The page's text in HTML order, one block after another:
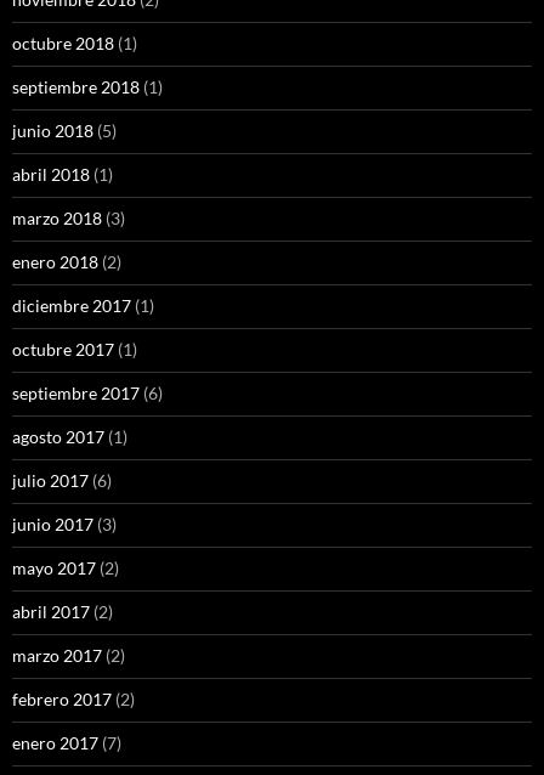
octubre 2018 (1)
septiembre 2018 (1)
junio 2018 (5)
abril 2018 (1)
marzo 2018 (3)
enero 2018 (2)
diciembre 2017 (1)
octubre 2017 (1)
septiembre 2017 (6)
agosto 2017 (1)
julio 2017 (6)
junio 2017 (3)
mayo 2017 (2)
abril 2017 (2)
marzo 2017 (2)
febrero 2017 (2)
enero 2017 (7)